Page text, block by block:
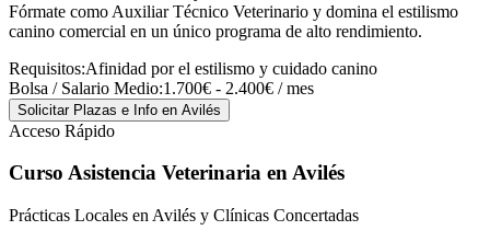
Fórmate como Auxiliar Técnico Veterinario y domina el estilismo
canino comercial en un único programa de alto rendimiento.
Requisitos:Afinidad por el estilismo y cuidado canino
Bolsa / Salario Medio:1.700€ - 2.400€ / mes
Solicitar Plazas e Info en Avilés
Acceso Rápido
Curso Asistencia Veterinaria en Avilés
Prácticas Locales en Avilés y Clínicas Concertadas